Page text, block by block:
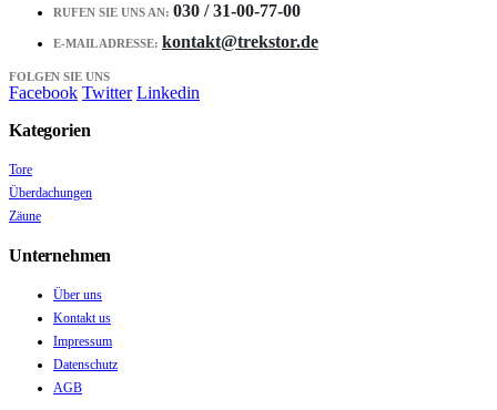
RUFEN SIE UNS AN: 030 / 31-00-77-00
E-MAIL ADRESSE: kontakt@trekstor.de
FOLGEN SIE UNS
Facebook Twitter Linkedin
Kategorien
Tore
Überdachungen
Zäune
Unternehmen
Über uns
Kontakt us
Impressum
Datenschutz
AGB